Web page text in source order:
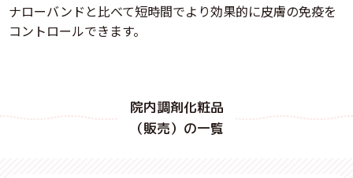
ナローバンドと比べて短時間でより効果的に皮膚の免疫を
コントロールできます。
院内調剤化粧品
（販売）の一覧